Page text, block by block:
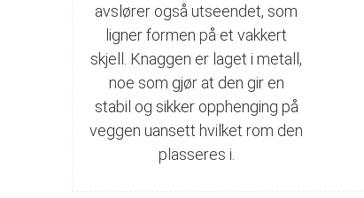
avslører også utseendet, som
ligner formen på et vakkert
skjell. Knaggen er laget i metall,
noe som gjør at den gir en
stabil og sikker opphenging på
veggen uansett hvilket rom den
plasseres i.